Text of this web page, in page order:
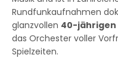
Rundfunkaufnahmen
glanzvollen 40-jährigen
das Orchester voller
Spielzeiten.